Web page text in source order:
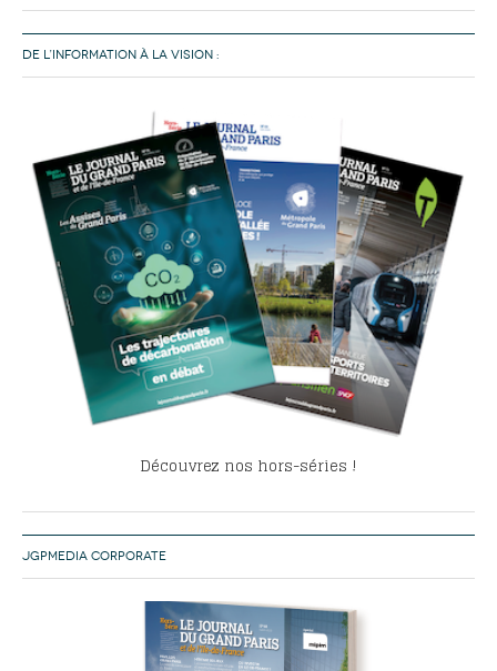
DE L’INFORMATION À LA VISION :
Découvrez nos hors-séries !
JGPMEDIA CORPORATE